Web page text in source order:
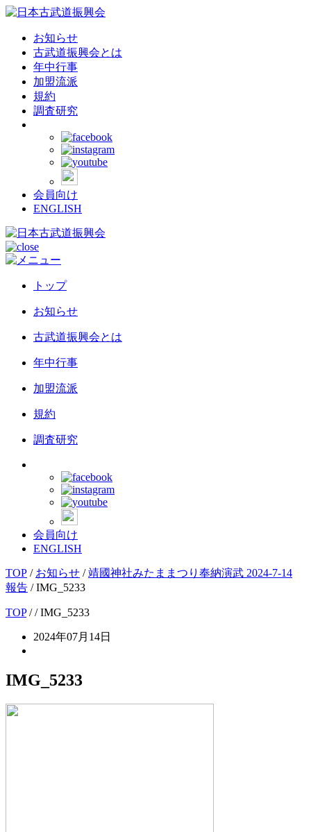
お知らせ
古武道振興会とは
年中行事
加盟流派
規約
調査研究
会員向け
ENGLISH
トップ
お知らせ
古武道振興会とは
年中行事
加盟流派
規約
調査研究
会員向け
ENGLISH
TOP / お知らせ /靖國神社みたままつり奉納演武 2024-7-14
報告 /IMG_5233
TOP// IMG_5233
2024年07月14日
IMG_5233